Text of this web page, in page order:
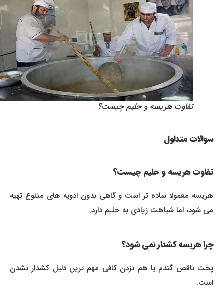
تفاوت هریسه و حلیم چیست؟
سوالات متداول
تفاوت هریسه و حلیم چیست؟
هریسه معمولا ساده تر است و گاهی بدون ادویه های متنوع تهیه
می شود، اما شباهت زیادی به حلیم دارد.
چرا هریسه کشدار نمی شود؟
پخت ناقص گندم یا هم نزدن کافی مهم ترین دلیل کشدار نشدن
است.